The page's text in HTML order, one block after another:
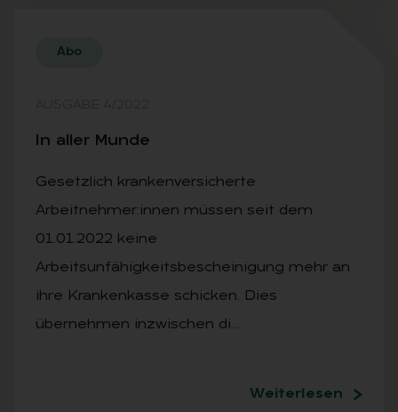
Abo
In al­ler Mun­de
Gesetzlich krankenversicherte
Arbeitnehmer:innen müssen seit dem
01.01.2022 keine
Arbeitsunfähigkeitsbescheinigung mehr an
ihre Krankenkasse schicken. Dies
übernehmen inzwischen di…
Weiterlesen